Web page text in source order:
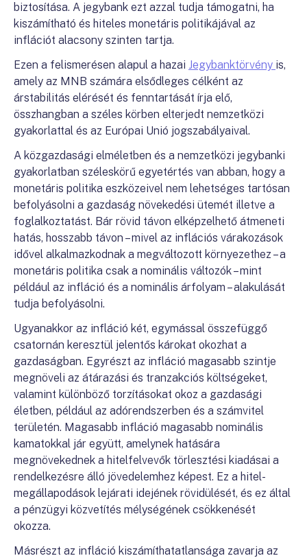
biztosítása. A jegybank ezt azzal tudja támogatni, ha
kiszámítható és hiteles monetáris politikájával az
inflációt alacsony szinten tartja.
Ezen a felismerésen alapul a hazai Jegybanktörvény is,
amely az MNB számára elsődleges célként az
árstabilitás elérését és fenntartását írja elő,
összhangban a széles körben elterjedt nemzetközi
gyakorlattal és az Európai Unió jogszabályaival.
A közgazdasági elméletben és a nemzetközi jegybanki
gyakorlatban széleskörű egyetértés van abban, hogy a
monetáris politika eszközeivel nem lehetséges tartósan
befolyásolni a gazdaság növekedési ütemét illetve a
foglalkoztatást. Bár rövid távon elképzelhető átmeneti
hatás, hosszabb távon – mivel az inflációs várakozások
idővel alkalmazkodnak a megváltozott környezethez – a
monetáris politika csak a nominális változók – mint
például az infláció és a nominális árfolyam – alakulását
tudja befolyásolni.
Ugyanakkor az infláció két, egymással összefüggő
csatornán keresztül jelentős károkat okozhat a
gazdaságban. Egyrészt az infláció magasabb szintje
megnöveli az átárazási és tranzakciós költségeket,
valamint különböző torzításokat okoz a gazdasági
életben, például az adórendszerben és a számvitel
területén. Magasabb infláció magasabb nominális
kamatokkal jár együtt, amelynek hatására
megnövekednek a hitelfelvevők törlesztési kiadásai a
rendelkezésre álló jövedelemhez képest. Ez a hitel-
megállapodások lejárati idejének rövidülését, és ez által
a pénzügyi közvetítés mélységének csökkenését
okozza.
Másrészt az infláció kiszámíthatatlansága zavarja az